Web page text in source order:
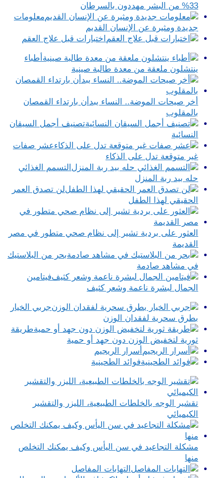
33% من البشر مهددون بالسرطان
معلومات
جديدة ومثيرة عن الإنسان القديم
اختبارات قبل علاج العقم
أطباء
ينتشلون ملعقة من معدة طالبة صينية
أخر صيحات الموضة.. النساء يبدأن بارتداء القمصان
بالمقلوب
تصنيف أجمل السيقان
النسائية
عشر صفات
غير متوقعة تدل على الذكاء
التسمم الغذائي
حله بيد ربة المنزل
لن تصدق العمر
الحقيقي لهذا الطفل
العثور على بردية تشير إلى نظام صحي متطور في مصر
القديمة
بحر من البلاستيك
في مشاهد صادمة
فيتامين
الجمال لبشرة ناعمة وشعر كثيف
جربي الخيار
بطرق سحرية لفقدان الوزن
طريقة
ثورية لتخفيض الوزن دون جهد أو حمية
أسرار الريجيم
فوائد الطحينية
تقشير الوجه بالخلطات الطبيعية، الليزر والتقشير
الكيميائي
مشكلة التجاعيد في سن اليأس وكيف يمكنك التخلص
منها
التهابات المفاصل